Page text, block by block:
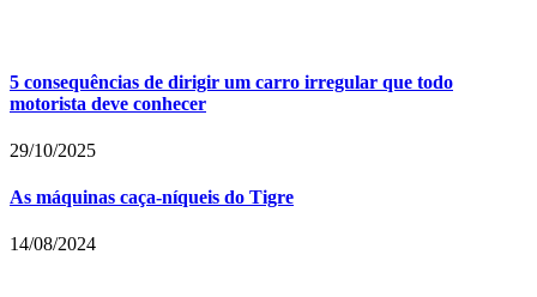
5 consequências de dirigir um carro irregular que todo
motorista deve conhecer
29/10/2025
As máquinas caça-níqueis do Tigre
14/08/2024